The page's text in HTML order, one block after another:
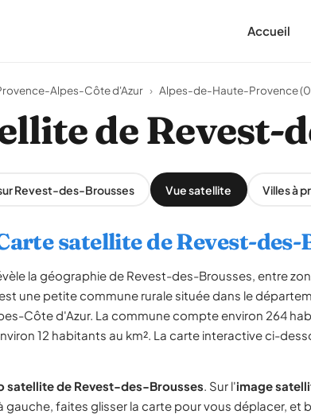
Accueil
Alpes-Côte d'Azur › Alpes-de-Haute-Provence
de Revest-
Revest-des-Brousses Vue satellite Villes à
satellite de Revest-des-
la géographie de Revest-des-Brousses, entre
une petite commune rurale située dans le
Côte d'Azur. La commune compte environ 264
12 habitants au km². La carte interactive ci-
satellite de Revest-des-Brousses. Sur l'image
gauche, faites glisser la carte pour vous déplacer, et